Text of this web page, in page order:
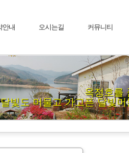
안내 오시는길 커뮤니티
옥정호를
빛도 머물고 가고픈 달빛